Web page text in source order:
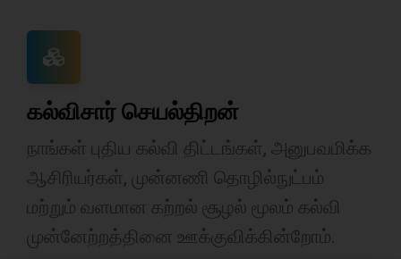
கல்விசார் செயல்திறன்
நாங்கள் புதிய கல்வி திட்டங்கள், அனுபவமிக்க
ஆசிரியர்கள், முன்னணி தொழில்நுட்பம்
மற்றும் வளமான கற்றல் சூழல் மூலம் கல்வி
முன்னேற்றத்தினை ஊக்குவிக்கின்றோம்.